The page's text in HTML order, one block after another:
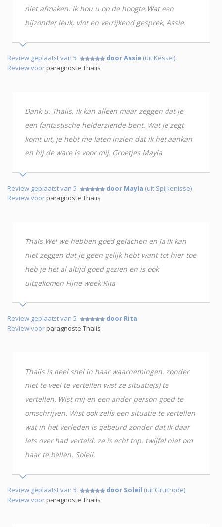
niet afmaken. Ik hou u op de hoogte.Wat een
bijzonder leuk, vlot en verrijkend gesprek, Assie.
Review geplaatst van 5 door Assie (uit Kessel)
Review voorparagnoste Thaiis
Dank u. Thaiis, ik kan alleen maar zeggen dat je
een fantastische helderziende bent. Wat je zegt
komt uit, je hebt me laten inzien dat ik het aankan
en hij de ware is voor mij. Groetjes Mayla
Review geplaatst van 5 door Mayla (uit Spijkenisse)
Review voorparagnoste Thaiis
Thais Wel we hebben goed gelachen en ja ik kan
niet zeggen dat je geen gelijk hebt want tot hier toe
heb je het al altijd goed gezien en is ook
uitgekomen Fijne week Rita
Review geplaatst van 5
door Rita
Review voorparagnoste Thaiis
Thaiis is heel snel in haar waarnemingen. zonder
niet te veel te vertellen wist ze situatie(s) te
vertellen. Wist mij en een ander person goed te
omschrijven. Wist ook zelfs een situatie te vertellen
wat in het verleden is gebeurd zonder dat ik daar
iets over had verteld. ze is echt top. twijfel niet om
haar te bellen. Soleil.
Review geplaatst van 5 door Soleil (uit Gruitrode)
Review voorparagnoste Thaiis